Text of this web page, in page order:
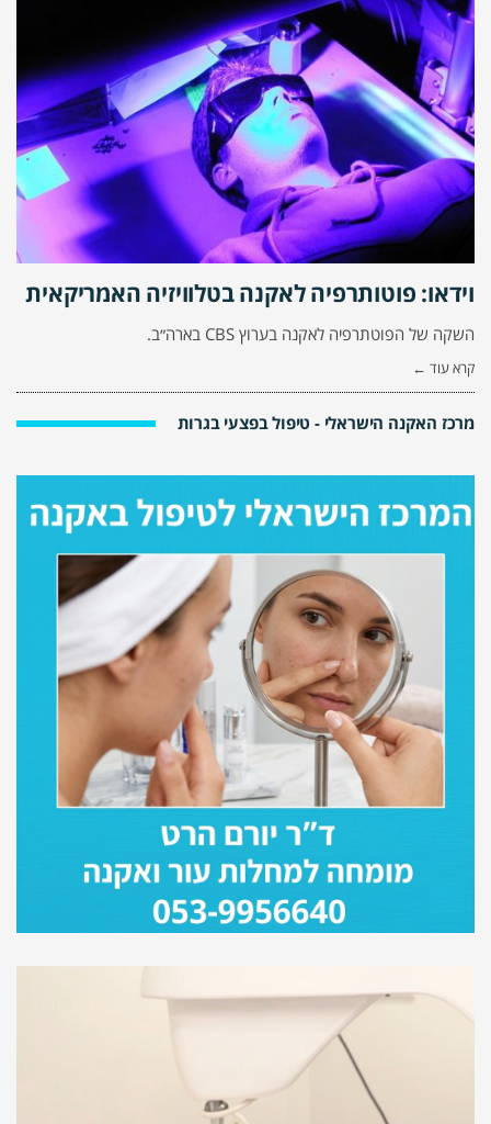
וידאו: פוטותרפיה לאקנה בטלוויזיה האמריקאית
השקה של הפוטתרפיה לאקנה בערוץ CBS בארה״ב.
קרא עוד ←
מרכז האקנה הישראלי - טיפול בפצעי בגרות